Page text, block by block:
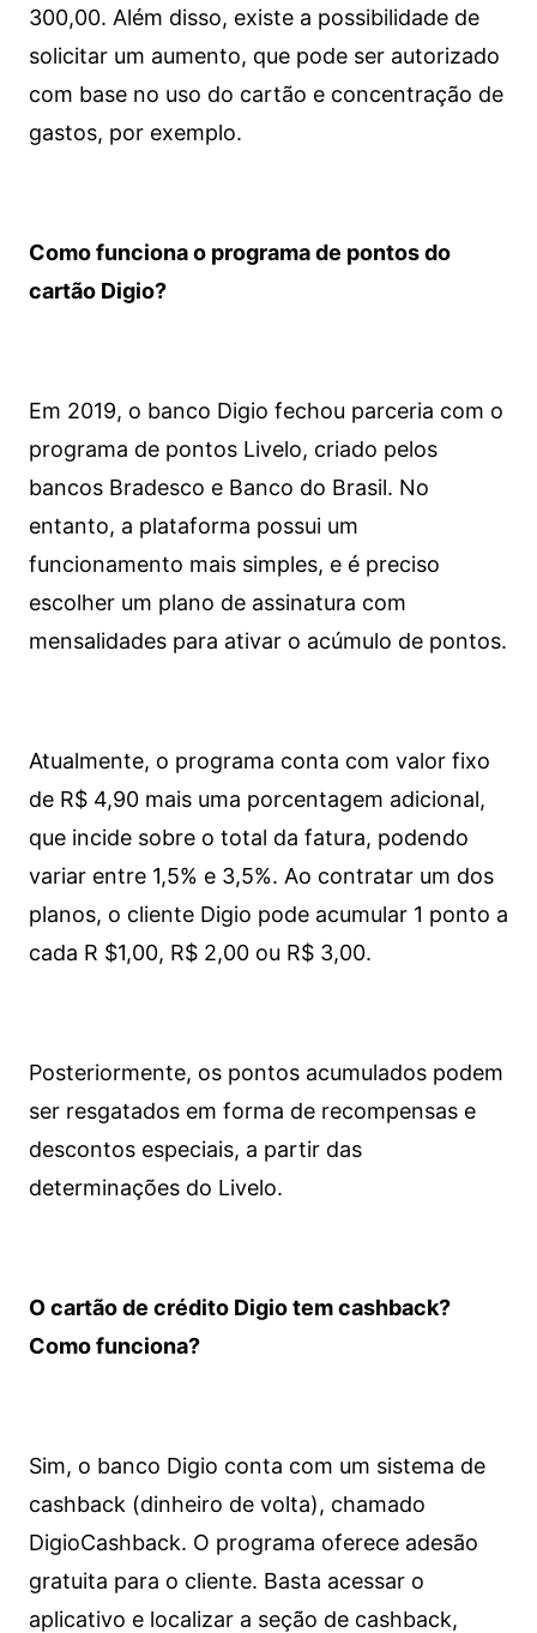
300,00. Além disso, existe a possibilidade de
solicitar um aumento, que pode ser autorizado
com base no uso do cartão e concentração de
gastos, por exemplo.
Como funciona o programa de pontos do
cartão Digio?
Em 2019, o banco Digio fechou parceria com o
programa de pontos Livelo, criado pelos
bancos Bradesco e Banco do Brasil. No
entanto, a plataforma possui um
funcionamento mais simples, e é preciso
escolher um plano de assinatura com
mensalidades para ativar o acúmulo de pontos.
Atualmente, o programa conta com valor fixo
de R$ 4,90 mais uma porcentagem adicional,
que incide sobre o total da fatura, podendo
variar entre 1,5% e 3,5%. Ao contratar um dos
planos, o cliente Digio pode acumular 1 ponto a
cada R $1,00, R$ 2,00 ou R$ 3,00.
Posteriormente, os pontos acumulados podem
ser resgatados em forma de recompensas e
descontos especiais, a partir das
determinações do Livelo.
O cartão de crédito Digio tem cashback?
Como funciona?
Sim, o banco Digio conta com um sistema de
cashback (dinheiro de volta), chamado
DigioCashback. O programa oferece adesão
gratuita para o cliente. Basta acessar o
aplicativo e localizar a seção de cashback,